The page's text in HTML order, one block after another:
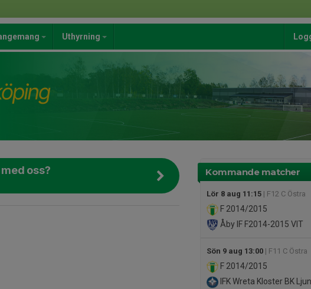
Uthyrning
Kommande matcher
Lör 8 aug 11:15 | F12 C Östra
F 2014/2015
Åby IF F2014-2015 VIT
Sön 9 aug 13:00 | F11 C Östra
F 2014/2015
IFK Wreta Kloster BK Ljungsbro
oss?